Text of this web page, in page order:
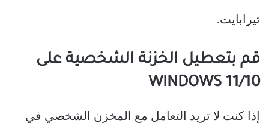
تيرابايت.
قم بتعطيل الخزنة الشخصية على
WINDOWS 11/10
إذا كنت لا تريد التعامل مع المخزن الشخصي في